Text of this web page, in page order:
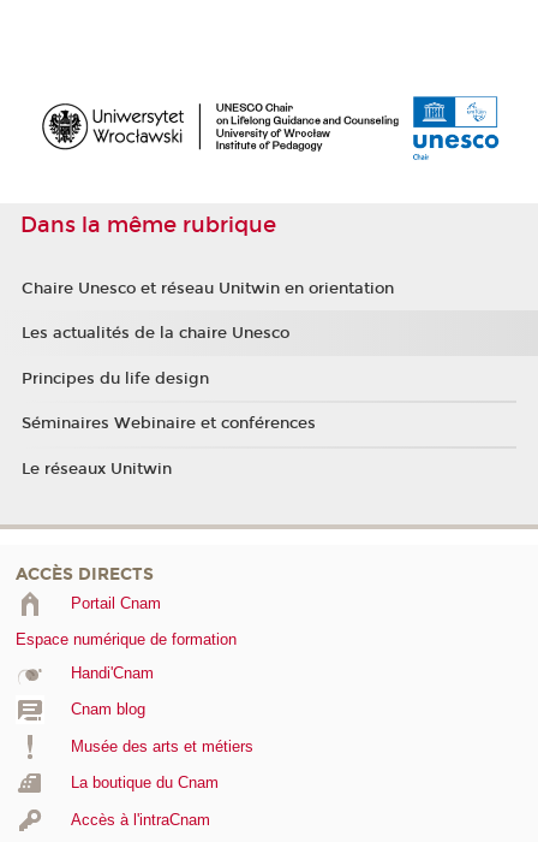
Dans la même rubrique
Chaire Unesco et réseau Unitwin en orientation
Les actualités de la chaire Unesco
Principes du life design
Séminaires Webinaire et conférences
Le réseaux Unitwin
ACCÈS DIRECTS
Portail Cnam
Espace numérique de formation
Handi'Cnam
Cnam blog
Musée des arts et métiers
La boutique du Cnam
Accès à l'intraCnam